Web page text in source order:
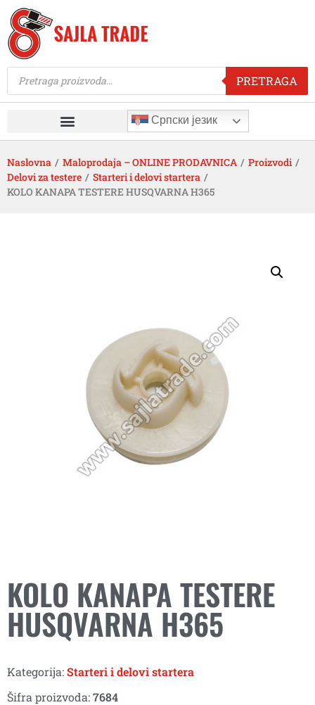
PRETRAGA
Српски језик
Naslovna / Maloprodaja – ONLINE PRODAVNICA / Proizvodi /
Delovi za testere / Starteri i delovi startera /
KOLO KANAPA TESTERE HUSQVARNA H365
KOLO KANAPA TESTERE
HUSQVARNA H365
Kategorija:Starteri i delovi startera
Šifra proizvoda:7684